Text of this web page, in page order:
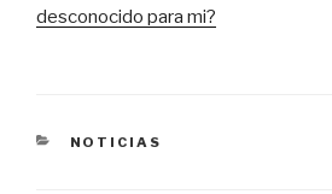
desconocido para mi?
CATEGORÍAS
NOTICIAS